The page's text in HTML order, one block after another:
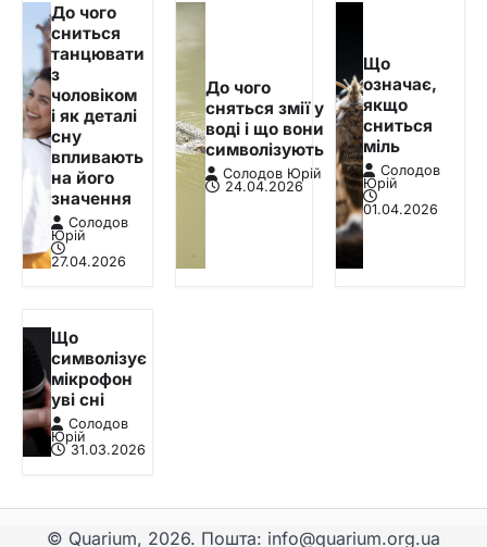
До чого
сниться
танцювати
з
чоловіком
і як деталі
сну
впливають
на його
значення
Солодов
Юрій
27.04.2026
До чого
сняться змії у
воді і що вони
символізують
Солодов Юрій
24.04.2026
Що
означає,
якщо
сниться
міль
Солодов
Юрій
01.04.2026
Що
символізує
мікрофон
уві сні
Солодов
Юрій
31.03.2026
© Quarium, 2026. Пошта: info@quarium.org.ua